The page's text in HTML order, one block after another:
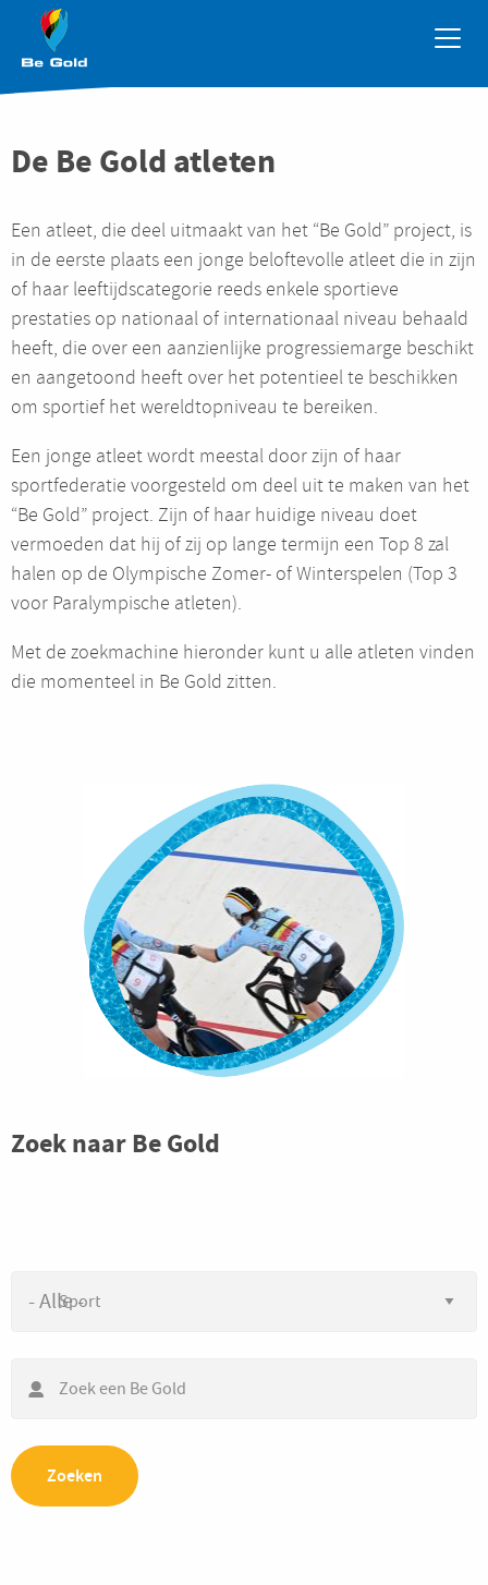
Overslaan en naar de inhoud gaan
De Be Gold atleten
Een atleet, die deel uitmaakt van het “Be Gold” project, is
in de eerste plaats een jonge beloftevolle atleet die in zijn
of haar leeftijdscategorie reeds enkele sportieve
prestaties op nationaal of internationaal niveau behaald
heeft, die over een aanzienlijke progressiemarge beschikt
en aangetoond heeft over het potentieel te beschikken
om sportief het wereldtopniveau te bereiken.
Een jonge atleet wordt meestal door zijn of haar
sportfederatie voorgesteld om deel uit te maken van het
“Be Gold” project. Zijn of haar huidige niveau doet
vermoeden dat hij of zij op lange termijn een Top 8 zal
halen op de Olympische Zomer- of Winterspelen (Top 3
voor Paralympische atleten).
Met de zoekmachine hieronder kunt u alle atleten vinden
die momenteel in Be Gold zitten.
Zoek naarBe Gold
Sport
Zoek een Be Gold